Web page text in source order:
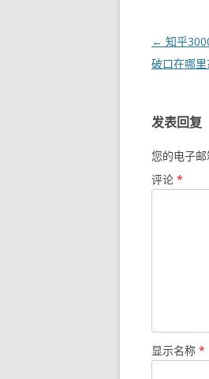
文
章
← 知乎
破口在哪
发表回复
您的电子邮
评论 *
显示名称 *